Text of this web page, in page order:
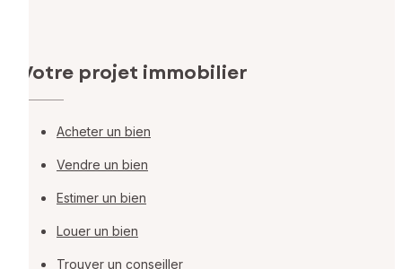
Votre projet immobilier
Acheter un bien
Vendre un bien
Estimer un bien
Louer un bien
Trouver un conseiller